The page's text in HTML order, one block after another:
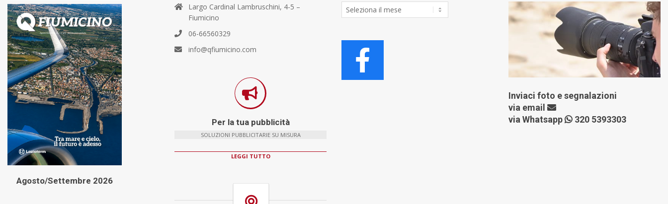
Agosto/Settembre 2026
Largo Cardinal Lambruschini, 4-5 –
Fiumicino
06-66560329
info@qfiumicino.com
Per la tua pubblicità
SOLUZIONI PUBBLICITARIE SU MISURA
LEGGI TUTTO
Archivio
Articoli
Inviaci foto e segnalazioni
via email
via Whatsapp
320 5393303